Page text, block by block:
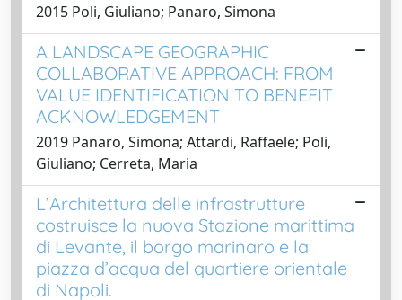
2015 Poli, Giuliano; Panaro, Simona
A LANDSCAPE GEOGRAPHIC
COLLABORATIVE APPROACH: FROM
VALUE IDENTIFICATION TO BENEFIT
ACKNOWLEDGEMENT
2019 Panaro, Simona; Attardi, Raffaele; Poli,
Giuliano; Cerreta, Maria
L’Architettura delle infrastrutture
costruisce la nuova Stazione marittima
di Levante, il borgo marinaro e la
piazza d’acqua del quartiere orientale
di Napoli.